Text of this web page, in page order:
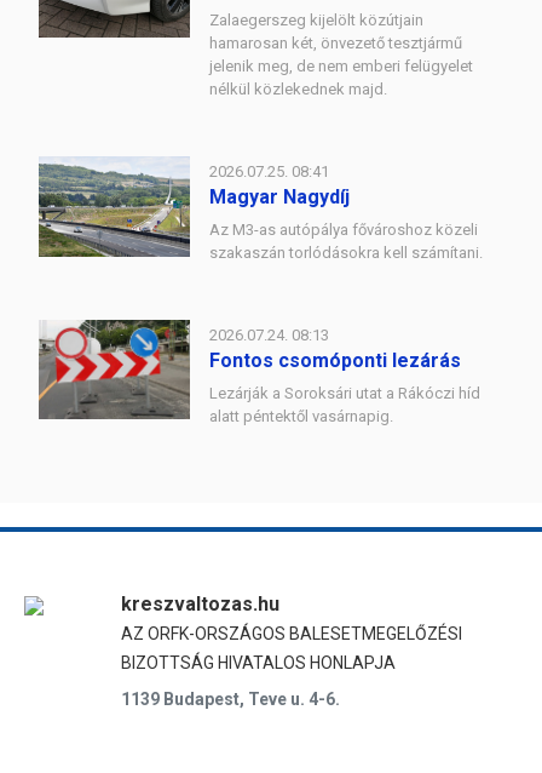
Zalaegerszeg kijelölt közútjain
hamarosan két, önvezető tesztjármű
jelenik meg, de nem emberi felügyelet
nélkül közlekednek majd.
2026.07.25. 08:41
Magyar Nagydíj
Az M3-as autópálya fővároshoz közeli
szakaszán torlódásokra kell számítani.
2026.07.24. 08:13
Fontos csomóponti lezárás
Lezárják a Soroksári utat a Rákóczi híd
alatt péntektől vasárnapig.
kreszvaltozas.hu
AZ ORFK-ORSZÁGOS BALESETMEGELŐZÉSI
BIZOTTSÁG HIVATALOS HONLAPJA
1139 Budapest, Teve u. 4-6.